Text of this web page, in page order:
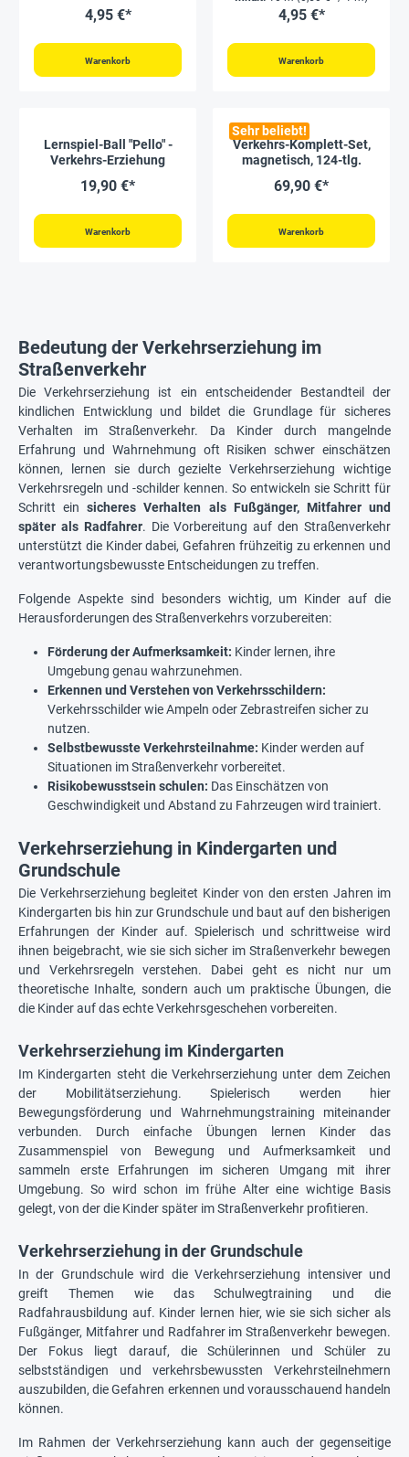
Verkehrssicheheit
4,95 €*
Warenkorb
4,95 €*
Warenkorb
Lernspiel-Ball "Pello" -
Verkehrs-Erziehung
19,90 €*
Warenkorb
Sehr beliebt!
Verkehrs-Komplett-Set,
magnetisch, 124-tlg.
69,90 €*
Warenkorb
Bedeutung der Verkehrserziehung im
Straßenverkehr
Die Verkehrserziehung ist ein entscheidender Bestandteil der
kindlichen Entwicklung und bildet die Grundlage für sicheres
Verhalten im Straßenverkehr. Da Kinder durch mangelnde
Erfahrung und Wahrnehmung oft Risiken schwer einschätzen
können, lernen sie durch gezielte Verkehrserziehung wichtige
Verkehrsregeln und -schilder kennen. So entwickeln sie Schritt für
Schritt einsicheres Verhalten als Fußgänger, Mitfahrer und
später als Radfahrer. Die Vorbereitung auf den Straßenverkehr
unterstützt die Kinder dabei, Gefahren frühzeitig zu erkennen und
verantwortungsbewusste Entscheidungen zu treffen.
Folgende Aspekte sind besonders wichtig, um Kinder auf die
Herausforderungen des Straßenverkehrs vorzubereiten:
Förderung der Aufmerksamkeit: Kinder lernen, ihre
Umgebung genau wahrzunehmen.
Erkennen und Verstehen von Verkehrsschildern:
Verkehrsschilder wie Ampeln oder Zebrastreifen sicher zu
nutzen.
Selbstbewusste Verkehrsteilnahme: Kinder werden auf
Situationen im Straßenverkehr vorbereitet.
Risikobewusstsein schulen: Das Einschätzen von
Geschwindigkeit und Abstand zu Fahrzeugen wird trainiert.
Verkehrserziehung in Kindergarten und
Grundschule
Die Verkehrserziehung begleitet Kinder von den ersten Jahren im
Kindergarten bis hin zur Grundschule und baut auf den bisherigen
Erfahrungen der Kinder auf. Spielerisch und schrittweise wird
ihnen beigebracht, wie sie sich sicher im Straßenverkehr bewegen
und Verkehrsregeln verstehen. Dabei geht es nicht nur um
theoretische Inhalte, sondern auch um praktische Übungen, die
die Kinder auf das echte Verkehrsgeschehen vorbereiten.
Verkehrserziehung im Kindergarten
Im Kindergarten steht die Verkehrserziehung unter dem Zeichen
der Mobilitätserziehung. Spielerisch werden hier
Bewegungsförderung und Wahrnehmungstraining miteinander
verbunden. Durch einfache Übungen lernen Kinder das
Zusammenspiel von Bewegung und Aufmerksamkeit und
sammeln erste Erfahrungen im sicheren Umgang mit ihrer
Umgebung. So wird schon im frühe Alter eine wichtige Basis
gelegt, von der die Kinder später im Straßenverkehr profitieren.
Verkehrserziehung in der Grundschule
In der Grundschule wird die Verkehrserziehung intensiver und
greift Themen wie das Schulwegtraining und die
Radfahrausbildung auf. Kinder lernen hier, wie sie sich sicher als
Fußgänger, Mitfahrer und Radfahrer im Straßenverkehr bewegen.
Der Fokus liegt darauf, die Schülerinnen und Schüler zu
selbstständigen und verkehrsbewussten Verkehrsteilnehmern
auszubilden, die Gefahren erkennen und vorausschauend handeln
können.
Im Rahmen der Verkehrserziehung kann auch der gegenseitige